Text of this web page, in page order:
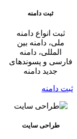
ثبت دامنه
ثبت انواع دامنه
ملی، دامنه بین
المللی، دامنه
فارسی و پسوندهای
جدید دامنه
ثبت دامنه
طراحی سایت